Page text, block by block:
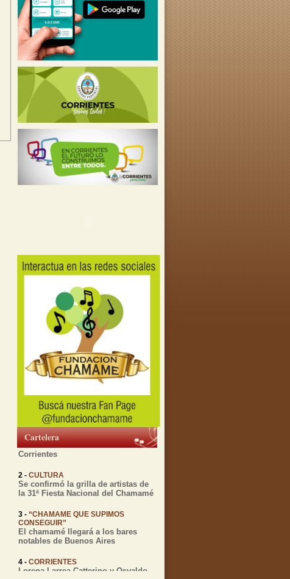
Cartelera
MIENTRAS TRANSCURRE EL
FESTIVAL DEL CHAMAMÉ
Diversas actividades culturales
relacionadas con el Chamamé se
realizarán esta semana en
Corrientes
Se confirmó la grilla de artistas de
la 31ª Fiesta Nacional del Chamamé
CONSEGUIR”
El chamamé llegará a los bares
notables de Buenos Aires
Lorena Larrea Catterino y Osvaldo
Gomez presentan "Chamamé en